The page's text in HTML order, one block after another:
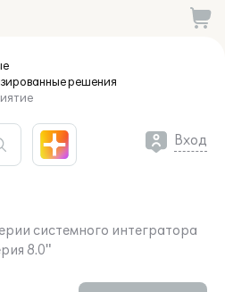
решения
Вход
системного интегратора
8.0"